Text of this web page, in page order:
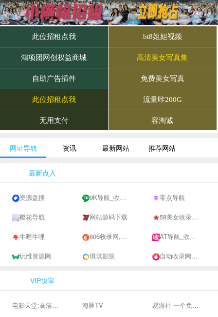
网址导航 资讯 最新网站 推荐网站
最新点入
资源盘搜 9K导航_收录网-网址收录-网址导航-收录网站-自助广告系统 零点导航
樱花导航 网站源码下载 58美女收录网-自动收录网站-流量交换-自动链
牛哩牛哩 606收录网,免费自动秒收录网址,提供自动收录,网站导航大全源码,自动链,友情链接交换。 AT导航_收录网_免费收录网站_自动收录网_秒收录
玩维资源网 琪琪影院 自动收录网 - 自动秒收录-网站收录-收录网站-网址收录-秒收录
VIP快审
电影天堂:高清电影下载,高品质生活 海豚TV 易游社-一个免费二次元游戏分享社区